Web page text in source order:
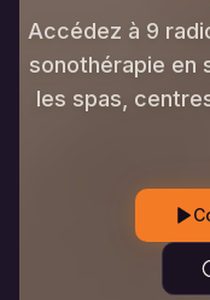
Connexion
Essai gratuit
Accédez à 9
sonothérapie en
les spas,